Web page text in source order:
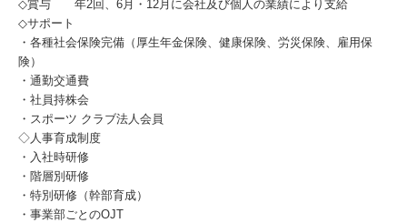
◇賞与 年2回、6月・12月に会社及び個人の業績により支給
◇サポート
・各種社会保険完備（厚生年金保険、健康保険、労災保険、雇用保
険）
・通勤交通費
・社員持株会
・スポーツ クラブ法人会員
◇人事育成制度
・入社時研修
・階層別研修
・特別研修（幹部育成）
・事業部ごとのOJT